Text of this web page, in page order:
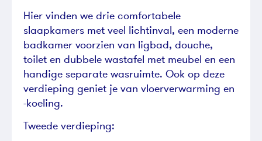
Hier vinden we drie comfortabele
slaapkamers met veel lichtinval, een moderne
badkamer voorzien van ligbad, douche,
toilet en dubbele wastafel met meubel en een
handige separate wasruimte. Ook op deze
verdieping geniet je van vloerverwarming en
-koeling.
Tweede verdieping: